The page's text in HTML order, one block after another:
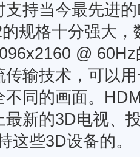
当今最先进的
规格十分强大
@
传输技术，可以
不同的画面。
最新的3D电视、
这些3D设备的。